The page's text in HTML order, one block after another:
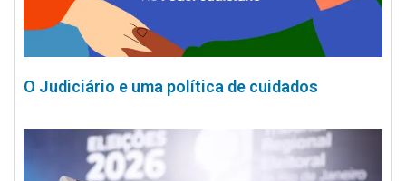
O Judiciário e uma política de cuidados